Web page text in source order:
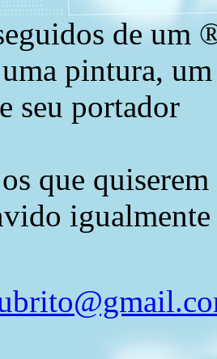
de um
pintura,
seu portador
que